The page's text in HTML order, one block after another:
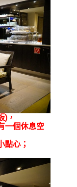
)，
一個休息空
點心；